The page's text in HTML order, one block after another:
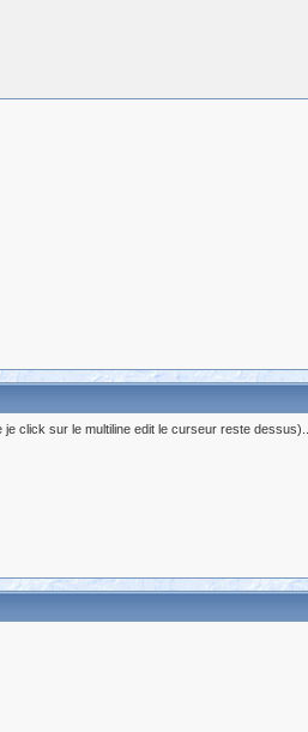
click sur le multiline edit le curseur reste